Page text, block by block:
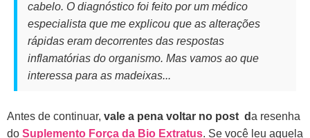
cabelo. O diagnóstico foi feito por um médico
especialista que me explicou que as alterações
rápidas eram decorrentes das respostas
inflamatórias do organismo. Mas vamos ao que
interessa para as madeixas...
Antes de continuar, vale a pena voltar no post da resenha
do Suplemento Força da Bio Extratus. Se você leu aquela